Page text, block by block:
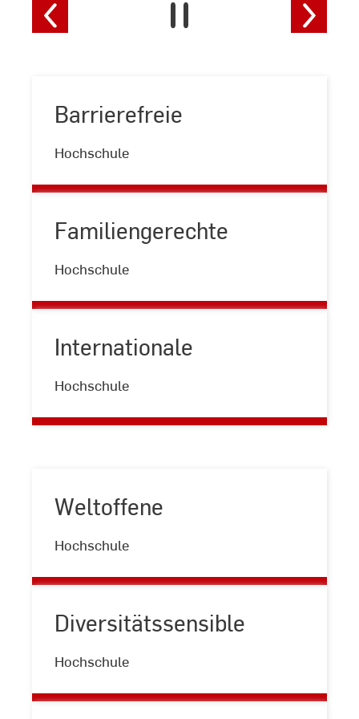
Barrierefreie
Hochschule
Familiengerechte
Hochschule
Internationale
Hochschule
Weltoffene
Hochschule
Diversitätssensible
Hochschule